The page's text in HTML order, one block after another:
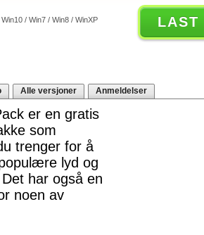
/ Win7 / Win8 / WinXP LAST
Alle versjoner Anmeldelser
er en gratis
som
trenger for å
lyd og
har også en
noen av